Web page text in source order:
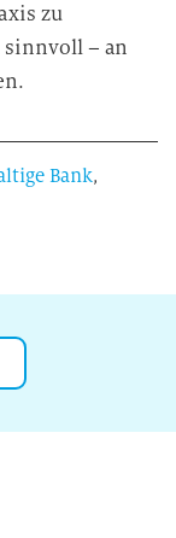
zu
– an
Bank,